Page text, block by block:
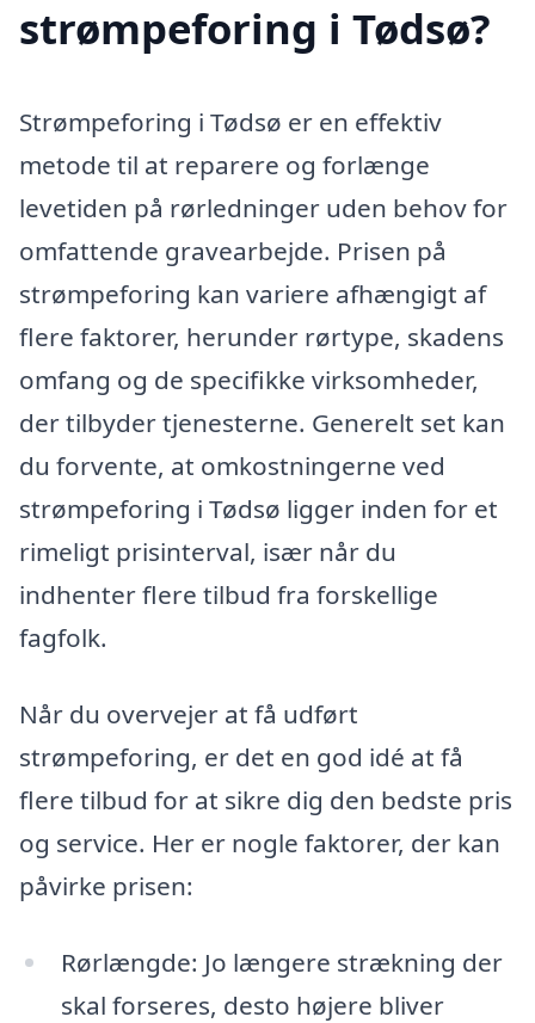
strømpeforing i Tødsø?
Strømpeforing i Tødsø er en effektiv
metode til at reparere og forlænge
levetiden på rørledninger uden behov for
omfattende gravearbejde. Prisen på
strømpeforing kan variere afhængigt af
flere faktorer, herunder rørtype, skadens
omfang og de specifikke virksomheder,
der tilbyder tjenesterne. Generelt set kan
du forvente, at omkostningerne ved
strømpeforing i Tødsø ligger inden for et
rimeligt prisinterval, især når du
indhenter flere tilbud fra forskellige
fagfolk.
Når du overvejer at få udført
strømpeforing, er det en god idé at få
flere tilbud for at sikre dig den bedste pris
og service. Her er nogle faktorer, der kan
påvirke prisen:
Rørlængde: Jo længere strækning der
skal forseres, desto højere bliver